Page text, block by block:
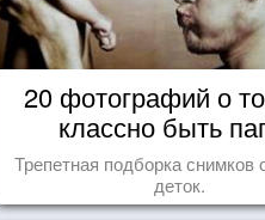
20 фотографий о
классно быть
Трепетная подборка снимков
деток.